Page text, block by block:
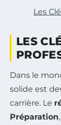
Les
LES
Dans le
solide est
carrière. Le
Préparation,